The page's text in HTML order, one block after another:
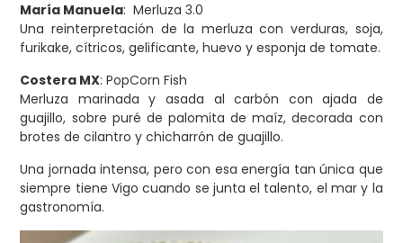
María Manuela: Merluza 3.0
Una reinterpretación de la merluza con verduras, soja,
furikake, cítricos, gelificante, huevo y esponja de tomate.
Costera MX: PopCorn Fish
Merluza marinada y asada al carbón con ajada de
guajillo, sobre puré de palomita de maíz, decorada con
brotes de cilantro y chicharrón de guajillo.
Una jornada intensa, pero con esa energía tan única que
siempre tiene Vigo cuando se junta el talento, el mar y la
gastronomía.